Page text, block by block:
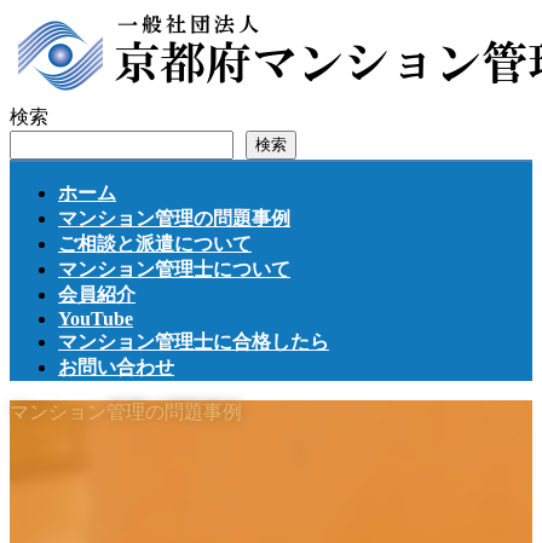
ン
テ
ツ
ビ
ゲ
シ
検索
検索
ホーム
マンション管理の問題事例
ご相談と派遣について
マンション管理士について
会員紹介
YouTube
マンション管理士に合格したら
お問い合わせ
マンション管理の問題事例